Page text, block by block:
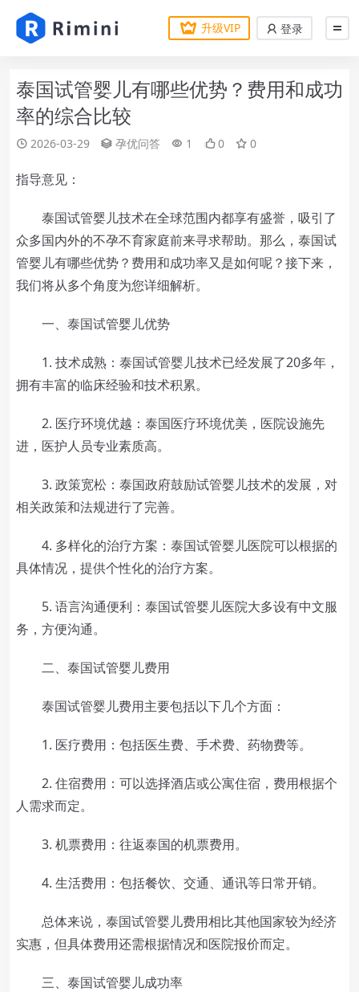
升级VIP 登录
泰国试管婴儿有哪些优势？费用和成功
率的综合比较
2026-03-29 孕优问答 1 0 0
指导意见：
泰国试管婴儿技术在全球范围内都享有盛誉，吸引了
众多国内外的不孕不育家庭前来寻求帮助。那么，泰国试
管婴儿有哪些优势？费用和成功率又是如何呢？接下来，
我们将从多个角度为您详细解析。
一、泰国试管婴儿优势
1. 技术成熟：泰国试管婴儿技术已经发展了20多年，
拥有丰富的临床经验和技术积累。
2. 医疗环境优越：泰国医疗环境优美，医院设施先
进，医护人员专业素质高。
3. 政策宽松：泰国政府鼓励试管婴儿技术的发展，对
相关政策和法规进行了完善。
4. 多样化的治疗方案：泰国试管婴儿医院可以根据的
具体情况，提供个性化的治疗方案。
5. 语言沟通便利：泰国试管婴儿医院大多设有中文服
务，方便沟通。
二、泰国试管婴儿费用
泰国试管婴儿费用主要包括以下几个方面：
1. 医疗费用：包括医生费、手术费、药物费等。
2. 住宿费用：可以选择酒店或公寓住宿，费用根据个
人需求而定。
3. 机票费用：往返泰国的机票费用。
4. 生活费用：包括餐饮、交通、通讯等日常开销。
总体来说，泰国试管婴儿费用相比其他国家较为经济
实惠，但具体费用还需根据情况和医院报价而定。
三、泰国试管婴儿成功率